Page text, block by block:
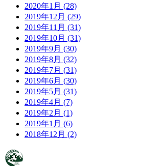
2020年1月 (28)
2019年12月 (29)
2019年11月 (31)
2019年10月 (31)
2019年9月 (30)
2019年8月 (32)
2019年7月 (31)
2019年6月 (30)
2019年5月 (31)
2019年4月 (7)
2019年2月 (1)
2019年1月 (6)
2018年12月 (2)